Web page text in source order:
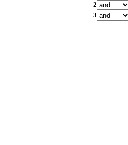
2
3